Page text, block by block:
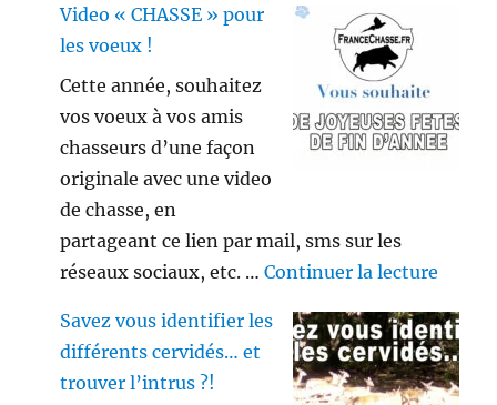
Video « CHASSE » pour
les voeux !
Cette année, souhaitez
vos voeux à vos amis
chasseurs d’une façon
originale avec une video
de chasse, en
partageant ce lien par mail, sms sur les
réseaux sociaux, etc. …Continuer la lecture
Savez vous identifier les
différents cervidés… et
trouver l’intrus ?!